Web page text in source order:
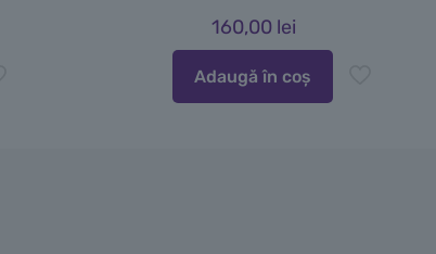
160,00 lei
Adaugă în coș